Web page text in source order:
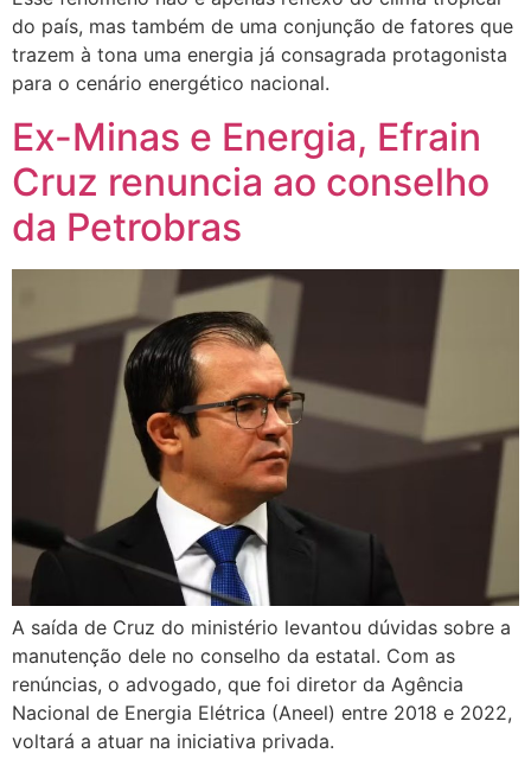
do país, mas também de uma conjunção de fatores que
trazem à tona uma energia já consagrada protagonista
para o cenário energético nacional.
Ex-Minas e Energia, Efrain
Cruz renuncia ao conselho
da Petrobras
A saída de Cruz do ministério levantou dúvidas sobre a
manutenção dele no conselho da estatal. Com as
renúncias, o advogado, que foi diretor da Agência
Nacional de Energia Elétrica (Aneel) entre 2018 e 2022,
voltará a atuar na iniciativa privada.